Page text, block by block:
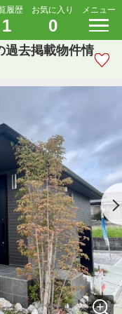
履歴
1
お気に入り
0
メニュー
過去掲載物件情